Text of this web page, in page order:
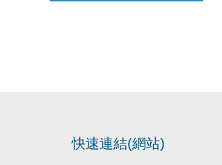
快速連結(網站)